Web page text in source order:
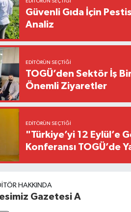
EDITÖRÜN SEÇTIĞI
Güvenli Gıda İçin
Analiz
EDITÖRÜN SEÇTIĞI
TOGÜ’den Sektör İş
Önemli Ziyaretler
EDITÖRÜN SEÇTIĞI
"Türkiye’yi 12 Eylül’e
Konferansı TOGÜ’de
HAKKINDA
Gazetesi A